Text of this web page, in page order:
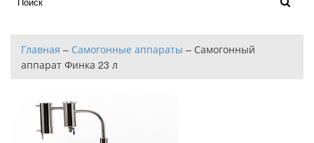
Главная – Самогонные аппараты – Самогонный
аппарат Финка 23 л